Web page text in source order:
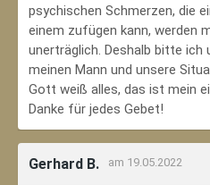
psychischen Schmerzen, die
einem zufügen kann, werden
unerträglich. Deshalb bitte ich
meinen Mann und unsere
Gott weiß alles, das ist mein
Danke für jedes Gebet!
Gerhard B. am 19.05.2022